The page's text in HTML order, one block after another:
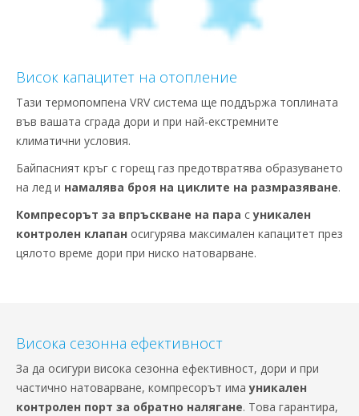
Висок капацитет на отопление
Тази термопомпена VRV система ще поддържа топлината
във вашата сграда дори и при най-екстремните
климатични условия.
Байпасният кръг с горещ газ предотвратява образуването
на лед и намалява броя на циклите на размразяване.
Компресорът за впръскване на пара суникален
контролен клапан осигурява максимален капацитет през
цялото време дори при ниско натоварване.
Висока сезонна ефективност
За да осигури висока сезонна ефективност, дори и при
частично натоварване, компресорът имауникален
контролен порт за обратно налягане. Това гарантира,